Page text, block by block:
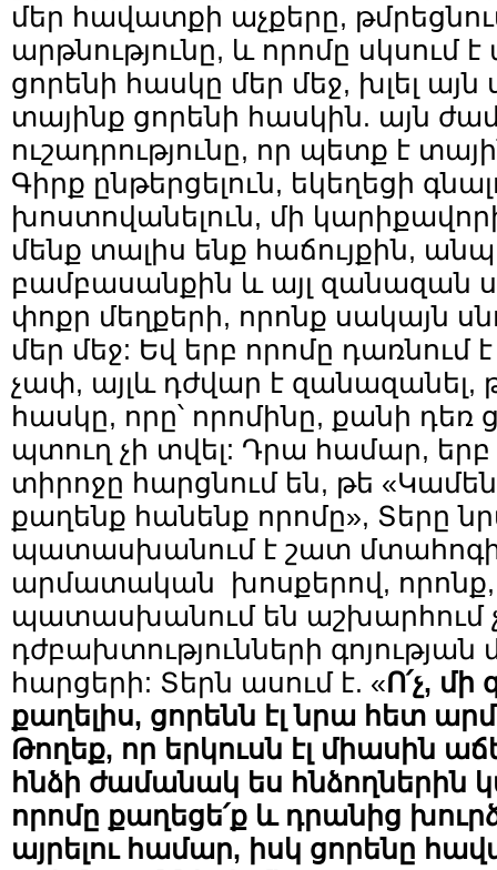
մեր հավատքի աչքերը,
արթնությունը, և որոմը սկսում է
ցորենի հասկը մեր մեջ, խլել
տայինք ցորենի հասկին. այն
ուշադրությունը, որ պետք է
Գիրք ընթերցելուն, եկեղեցի
խոստովանելուն, մի
մենք տալիս ենք հաճույքին,
բամբասանքին և այլ զանազան
փոքր մեղքերի, որոնք սակայն
մեր մեջ: Եվ երբ որոմը դառնում
չափ, այլև դժվար է զանազանել,
հասկը, որը՝ որոմինը, քանի դեռ
պտուղ չի տվել: Դրա համար,
տիրոջը հարցնում են, թե
քաղենք հանենք որոմը», Տերը
պատասխանում է շատ
արմատական խոսքերով, որոնք,
պատասխանում են աշխարհում
դժբախտությունների
հարցերի: Տերն ասում է. «Ո՛չ, մի
քաղելիս, ցորենն էլ նրա հետ
Թողեք, որ երկուսն էլ միասին
հնձի ժամանակ ես հնձողներին
որոմը քաղեցե՛ք և դրանից
այրելու համար, իսկ ցորենը